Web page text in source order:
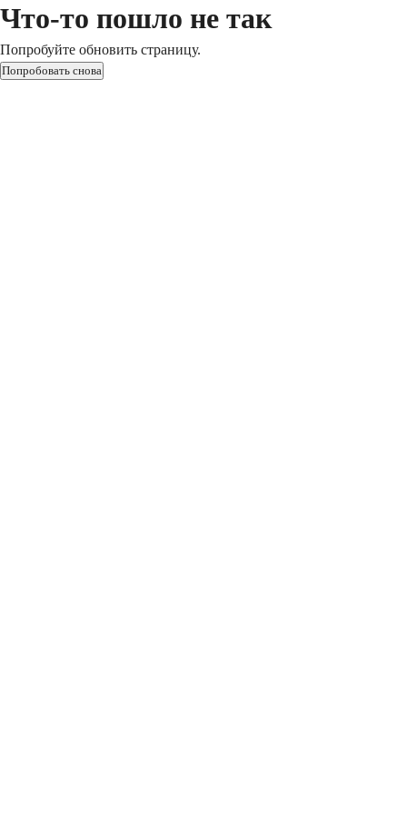
Что-то пошло не так
Попробуйте обновить страницу.
Попробовать снова